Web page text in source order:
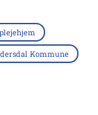
Kommune